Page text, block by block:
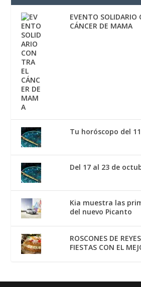
EVENTO SOLIDARIO
CÁNCER DE MAMA
Tu horóscopo del
Del 17 al 23 de
Kia muestra las
del nuevo Picanto
ROSCONES DE
FIESTAS CON EL